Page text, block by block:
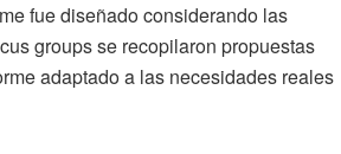
fue diseñado considerando las
groups se recopilaron propuestas
adaptado a las necesidades reales